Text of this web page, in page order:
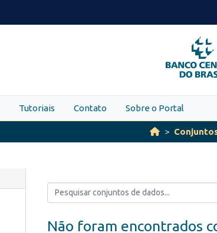
PARA
O
Tutoriais Contato Sobre o Portal
Não foram encontrados